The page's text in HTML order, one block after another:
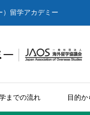
留学アカデミー
までの流れ 目的